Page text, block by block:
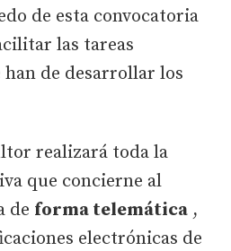
de esta convocatoria
las tareas
de desarrollar los
realizará toda la
que concierne al
de forma telemática ,
electrónicas de